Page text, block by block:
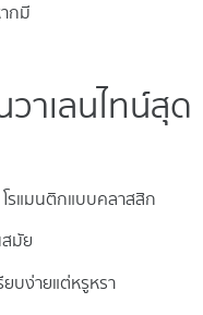
กมี
าเลนไทน์สุด
รแมนติกแบบคลาสสิก
มัย
ยบง่ายแต่หรูหรา